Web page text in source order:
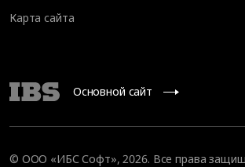
Карта сайта
Основной сайт
© OOO «ИБС Софт», 2026. Все права